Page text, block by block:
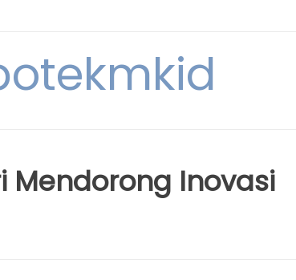
Mendorong Inovasi